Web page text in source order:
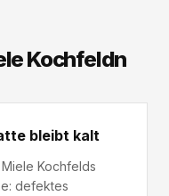
Kochfeldn
bleibt kalt
Kochfelds
defektes